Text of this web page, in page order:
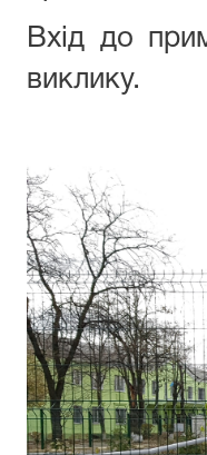
Вхід до
виклику.